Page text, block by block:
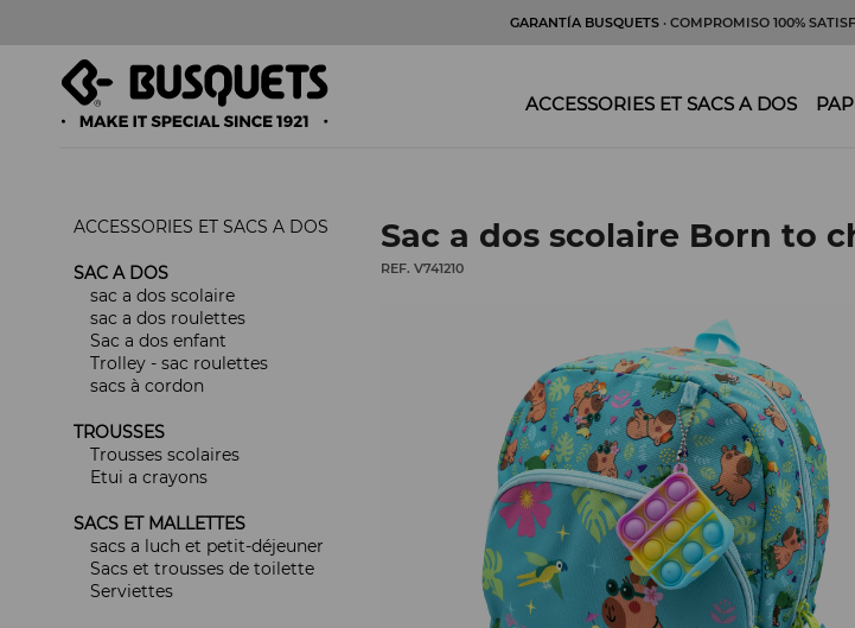
GARANTÍA BUSQUETS · COMPROMISO 100%
ACCESSORIES ET SACS A DOS
ACCESSORIES ET SACS A DOS
SAC A DOS
sac a dos scolaire
sac a dos roulettes
Sac a dos enfant
Trolley - sac roulettes
sacs à cordon
TROUSSES
Trousses scolaires
Etui a crayons
SACS ET MALLETTES
sacs a luch et petit-déjeuner
Sacs et trousses de toilette
Serviettes
Sac a dos scolaire Born to
REF. V741210